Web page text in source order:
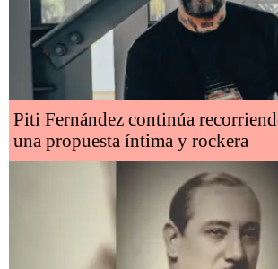
Piti Fernández continúa
una propuesta íntima y rockera